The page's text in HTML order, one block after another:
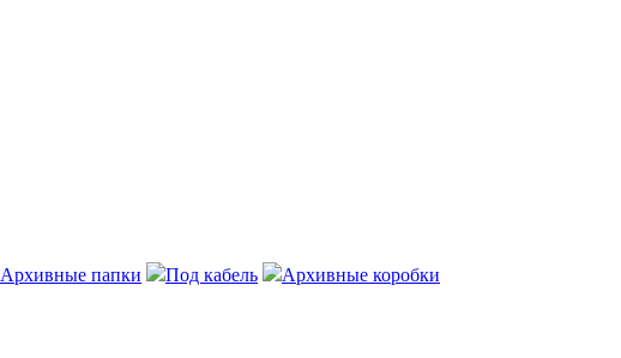
Архивные папки Под кабель
Архивные коробки